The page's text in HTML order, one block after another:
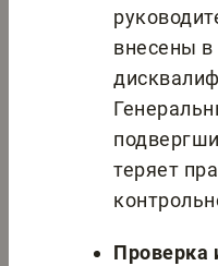
внесены в
теряет
Проверка